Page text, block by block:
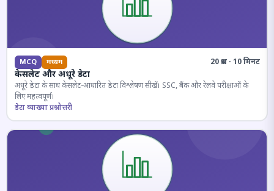
MCQ मध्यम 20 प्रश्न · 10 मिनट
केसलेट और अधूरे डेटा
अधूरे डेटा के साथ केसलेट-आधारित डेटा विश्लेषण सीखें। SSC, बैंक और रेलवे परीक्षाओं के
लिए महत्वपूर्ण।
डेटा व्याख्या प्रश्नोत्तरी